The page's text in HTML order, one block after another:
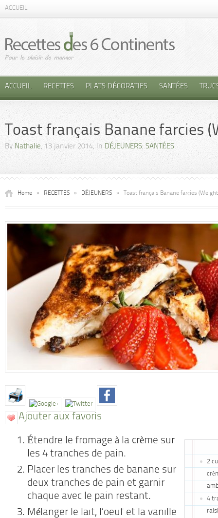
ACCUEIL
ACCUEIL RECETTES PLATS DÉCORATIFS SANTÉES
Toast français Banane farcies
By Nathalie, 13 janvier 2014, In DÉJEUNERS,SANTÉES
Home » RECETTES » DÉJEUNERS » Toast français Banane farcies
Ajouter aux favoris
2
4
Étendre le fromage à la crème sur
les 4 tranches de pain.
Placer les tranches de banane sur
deux tranches de pain et garnir
chaque avec le pain restant.
Mélanger le lait, l’oeuf et la vanille